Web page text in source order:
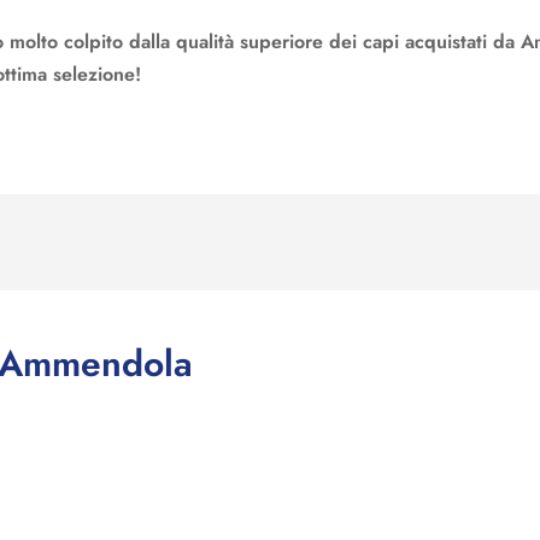
molto colpito dalla qualità superiore dei capi acquistati da
selezione!